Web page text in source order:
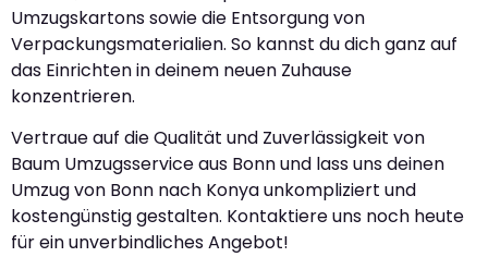
Umzugskartons sowie die Entsorgung von
Verpackungsmaterialien. So kannst du dich ganz auf
das Einrichten in deinem neuen Zuhause
konzentrieren.
Vertraue auf die Qualität und Zuverlässigkeit von
Baum Umzugsservice aus Bonn und lass uns deinen
Umzug von Bonn nach Konya unkompliziert und
kostengünstig gestalten. Kontaktiere uns noch heute
für ein unverbindliches Angebot!